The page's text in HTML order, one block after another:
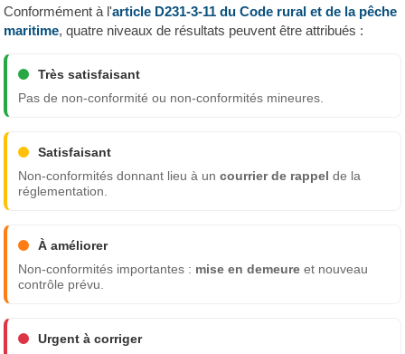
Conformément à l'article D231-3-11 du Code rural et de la pêche
maritime, quatre niveaux de résultats peuvent être attribués :
Très satisfaisant
Pas de non-conformité ou non-conformités mineures.
Satisfaisant
Non-conformités donnant lieu à uncourrier de rappel de la
réglementation.
À améliorer
Non-conformités importantes : mise en demeure et nouveau
contrôle prévu.
Urgent à corriger